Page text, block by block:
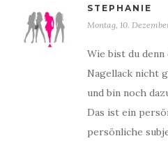
STEPHANIE
Montag, 10.
Wie bist du
Nagellack nicht
und bin noch
Das ist ein
persönliche